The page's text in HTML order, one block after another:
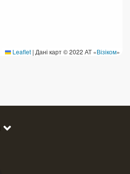
Leaflet | Дані карт © 2022 АТ «Візіком»